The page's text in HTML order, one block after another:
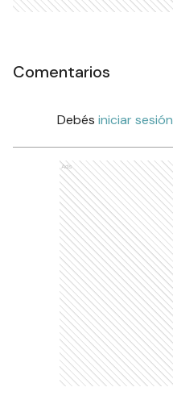
Comentarios
Debés iniciar sesión
Ads